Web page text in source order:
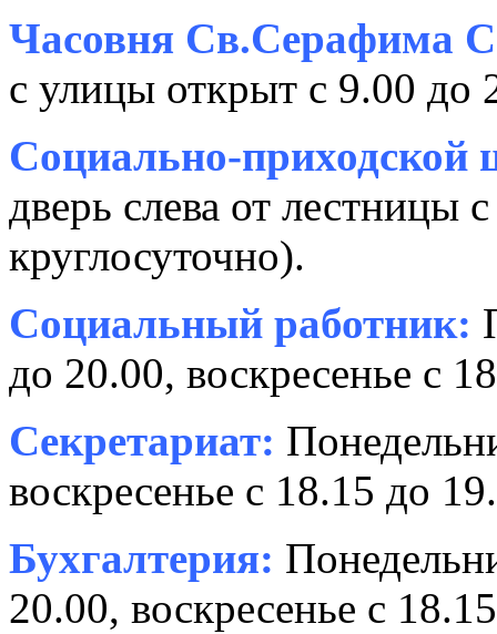
Часовня Св.Серафима
с улицы открыт с 9.00 до
Социально-приходской
дверь слева от лестницы
круглосуточно).
Социальный работник:
до 20.00, воскресенье с
Секретариат:
воскресенье с 18.15 до
Бухгалтерия:
20.00, воскресенье с